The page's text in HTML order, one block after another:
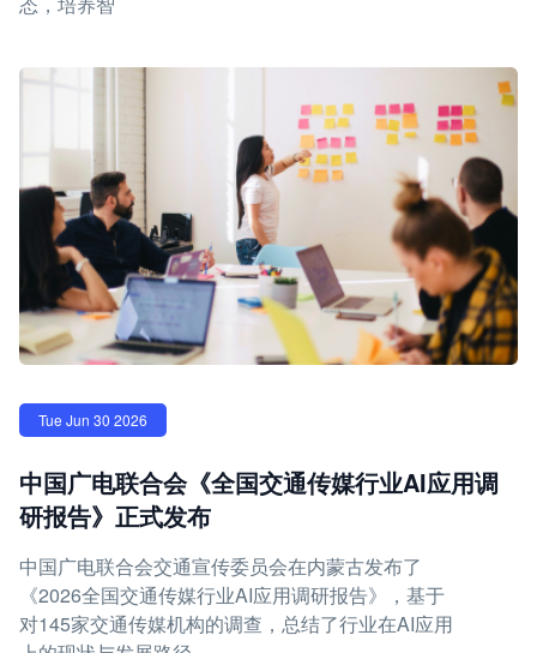
Tue Jun 30 2026
中国广电联合会《全国交通传媒行业AI应用调
研报告》正式发布
中国广电联合会交通宣传委员会在内蒙古发布了
《2026全国交通传媒行业AI应用调研报告》，基于
对145家交通传媒机构的调查，总结了行业在AI应用